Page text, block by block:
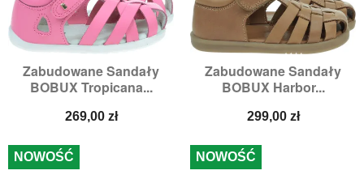
Zabudowane Sandały
BOBUX Tropicana...
Cena
269,00 zł
Zabudowane Sandały
BOBUX Harbor...
Cena
299,00 zł
NOWOŚĆ NOWOŚĆ